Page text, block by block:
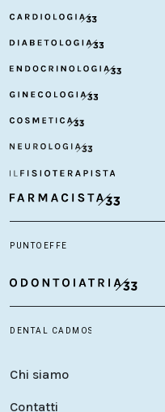
Chi siamo
Contatti